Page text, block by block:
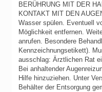
BERÜHRUNG MIT DER
KONTAKT MIT DEN
Wasser spülen. Eventuell
Möglichkeit entfernen.
anrufen. Besondere
Kennzeichnungsetikett).
ausschlag: Ärztlichen Rat
Bei anhaltender
Hilfe hinzuziehen. Unter
Behälter der Entsorgung